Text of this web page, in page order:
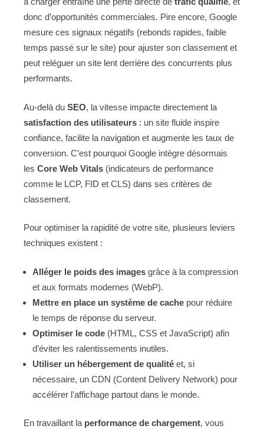
donc d’opportunités commerciales. Pire encore, Google
mesure ces signaux négatifs (rebonds rapides, faible
temps passé sur le site) pour ajuster son classement et
peut reléguer un site lent derrière des concurrents plus
performants.
Au-delà du SEO, la vitesse impacte directement la
satisfaction des utilisateurs : un site fluide inspire
confiance, facilite la navigation et augmente les taux de
conversion. C’est pourquoi Google intègre désormais
les Core Web Vitals (indicateurs de performance
comme le LCP, FID et CLS) dans ses critères de
classement.
Pour optimiser la rapidité de votre site, plusieurs leviers
techniques existent :
Alléger le poids des images grâce à la compression
et aux formats modernes (WebP).
Mettre en place un système de cache pour réduire
le temps de réponse du serveur.
Optimiser le code (HTML, CSS et JavaScript) afin
d’éviter les ralentissements inutiles.
Utiliser un hébergement de qualité et, si
nécessaire, un CDN (Content Delivery Network) pour
accélérer l’affichage partout dans le monde.
En travaillant la performance de chargement, vous